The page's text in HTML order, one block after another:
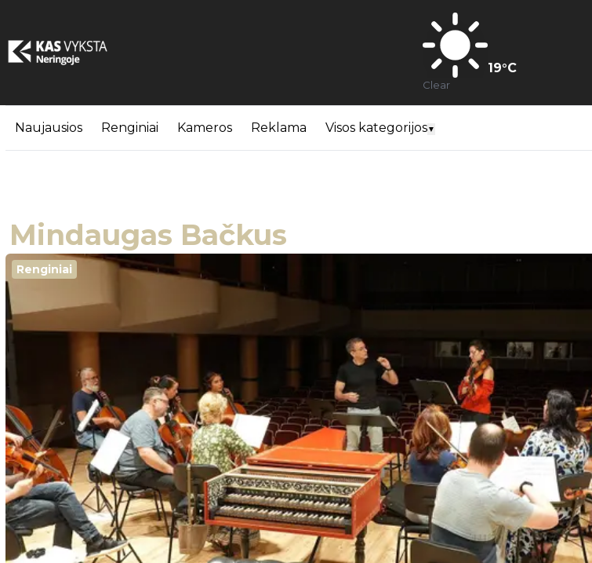
19°C
Clear
Naujausios Renginiai Kameros Reklama Visos kategorijos▼
Mindaugas Bačkus
Renginiai